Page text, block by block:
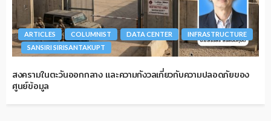
ARTICLES COLUMNIST DATA CENTER
INFRASTRUCTURE
SANSIRI SIRISANTAKUPT
สงครามในตะวันออกกลาง และความกังวลเกี่ยวกับความปลอดภัยของ
ศูนย์ข้อมูล